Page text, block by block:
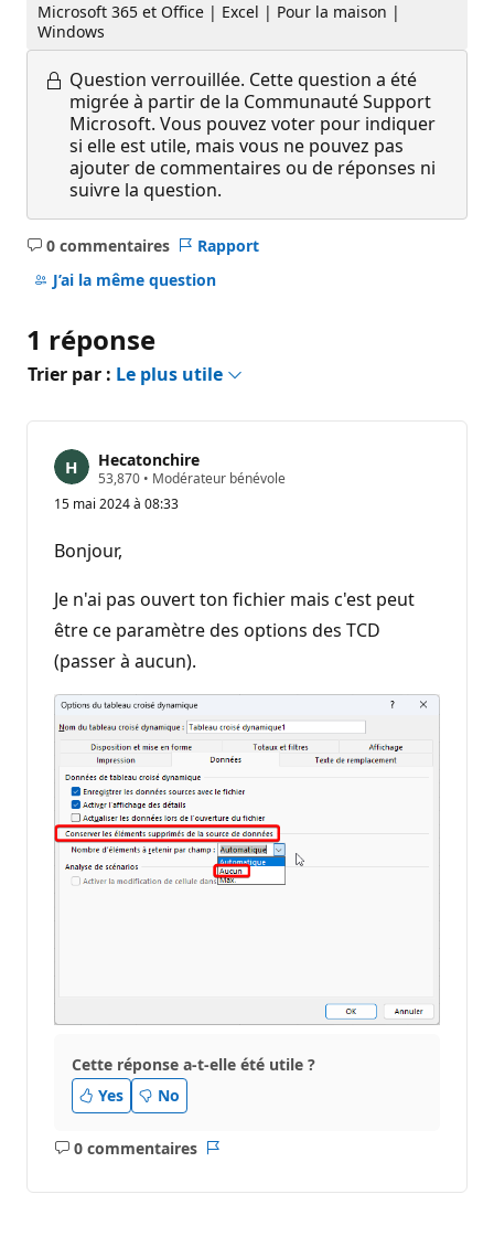
Microsoft 365 et Office | Excel | Pour la maison |
Windows
Question verrouillée. Cette question a été
migrée à partir de la Communauté Support
Microsoft. Vous pouvez voter pour indiquer
si elle est utile, mais vous ne pouvez pas
ajouter de commentaires ou de réponses ni
suivre la question.
0 commentaires
Aucun
commentaire
Rapport
J’ai la même question
1 réponse
Trier par : Le plus utile
Hecatonchire
53,870 P
i
e
r
é
p
u
a
t
i
o
• Modérateur bénévole
15 mai 2024 à 08:33
Bonjour,
Je n'ai pas ouvert ton fichier mais c'est peut
être ce paramètre des options des TCD
(passer à aucun).
Cette réponse a-t-elle été utile ?
Yes
No
0 commentaires
Aucun